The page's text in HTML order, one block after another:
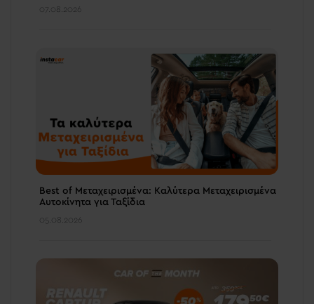
07.08.2026
Best of Μεταχειρισμένα: Καλύτερα Μεταχειρισμένα
Αυτοκίνητα για Ταξίδια
05.08.2026